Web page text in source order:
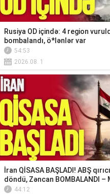
Rusiya OD içində: 4 region
bombalandı, ö*lənlər var
54:53
2026.08. 1
İran QİSASA BAŞLADI! ABŞ
döndü, Zəncan BOMBALANDI –
xəbər...
44:12